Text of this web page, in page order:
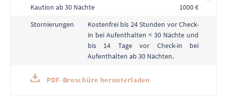
Kaution ab 30 Nächte
1000 €
Stornierungen
Kostenfrei bis 24 Stunden vor Check-
in bei Aufenthalten < 30 Nächte und
bis 14 Tage vor Check-in bei
Aufenthalten ab 30 Nächten.
PDF-Broschüre herunterladen